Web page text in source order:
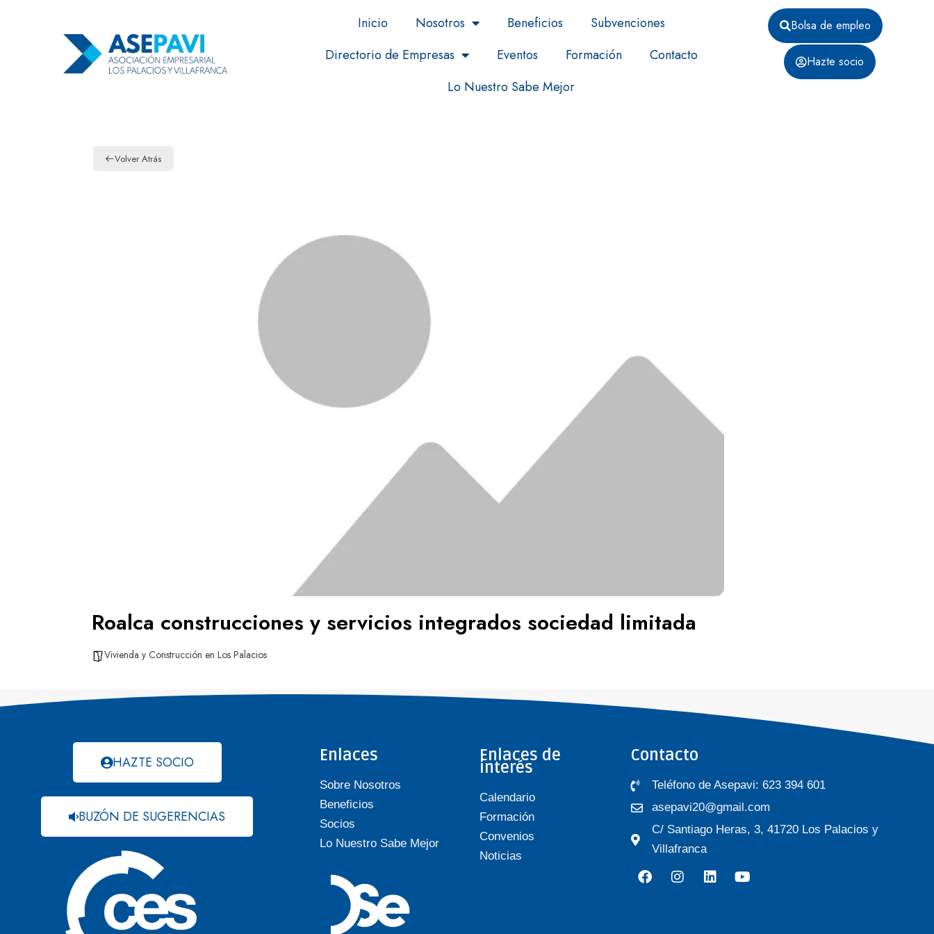
Inicio Nosotros Beneficios
Subvenciones
Directorio de Empresas
Eventos Formación
Contacto
Lo Nuestro Sabe Mejor
Bolsa de empleo
Hazte socio
Volver Atrás
Roalca construcciones y servicios integrados sociedad limitada
Vivienda y Construcción en Los Palacios
HAZTE SOCIO
BUZÓN DE SUGERENCIAS
Enlaces
Sobre Nosotros
Beneficios
Socios
Lo Nuestro Sabe Mejor
Enlaces de
interés
Calendario
Formación
Convenios
Noticias
Contacto
Teléfono de Asepavi: 623 394 601
asepavi20@gmail.com
C/ Santiago Heras, 3, 41720 Los Palacios y
Villafranca